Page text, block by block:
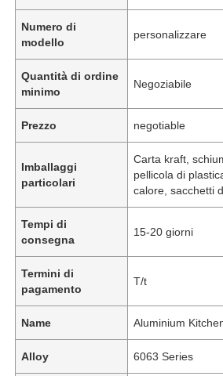
Numero di
modello
personalizzare
Quantità di ordine
minimo
Negoziabile
Prezzo negotiable
Imballaggi
particolari
Carta kraft,
pellicola di
calore, sacchetti
Tempi di
consegna
15-20 giorni
Termini di
pagamento
T/t
Name Aluminium
Alloy 6063 Series